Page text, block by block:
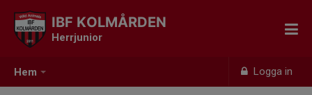
Hem Logga in
IBF KOLMÅRDEN
Herrjunior